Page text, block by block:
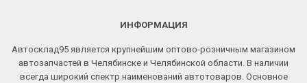
ИНФОРМАЦИЯ
Автосклад95 является крупнейшим оптово-розничным магазином
автозапчастей в Челябинске и Челябинской области. В наличии
всегда широкий спектр наименований автотоваров. Основное